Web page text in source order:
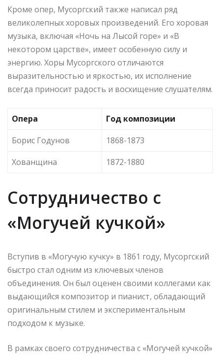
Кроме опер, Мусоргский также написал ряд
великолепных хоровых произведений. Его хоровая
музыка, включая «Ночь на Лысой горе» и «В
некотором царстве», имеет особенную силу и
энергию. Хоры Мусоргского отличаются
выразительностью и яркостью, их исполнение
всегда приносит радость и восхищение слушателям.
Опера
Год композиции
Борис Годунов
1868-1873
Хованщина
1872-1880
Сотрудничество с
«Могучей кучкой»
Вступив в «Могучую кучку» в 1861 году, Мусоргский
быстро стал одним из ключевых членов
объединения. Он был оценен своими коллегами как
выдающийся композитор и пианист, обладающий
оригинальным стилем и экспериментальным
подходом к музыке.
В рамках своего сотрудничества с «Могучей кучкой»